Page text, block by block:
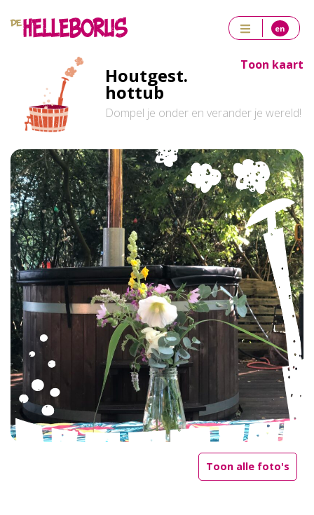
en
Toon kaart
Houtgest.
hottub
Dompel je onder en verander je wereld!
Toon alle foto's